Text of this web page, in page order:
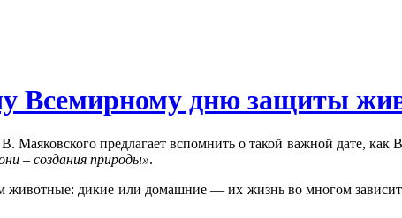
Всемирному дню защиты
Маяковского предлагает вспомнить о такой важной дате,
– создания природы».
дикие или домашние — их жизнь во многом зависит